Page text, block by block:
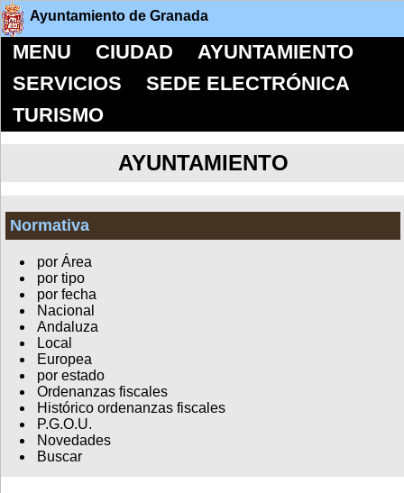
Ayuntamiento de Granada
MENU CIUDAD
AYUNTAMIENTO
SERVICIOS
SEDE ELECTRÓNICA
TURISMO
AYUNTAMIENTO
Normativa
por Área
por tipo
por fecha
Nacional
Andaluza
Local
Europea
por estado
Ordenanzas fiscales
Histórico ordenanzas fiscales
P.G.O.U.
Novedades
Buscar